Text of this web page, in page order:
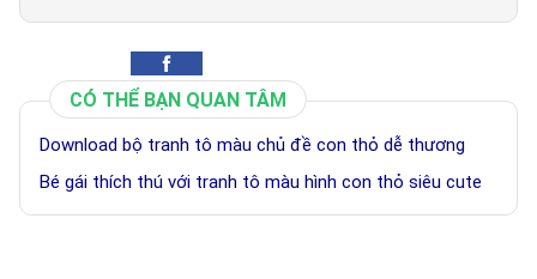
CÓ THỂ BẠN QUAN TÂM
Download bộ tranh tô màu chủ đề con thỏ dễ thương
Bé gái thích thú với tranh tô màu hình con thỏ siêu cute